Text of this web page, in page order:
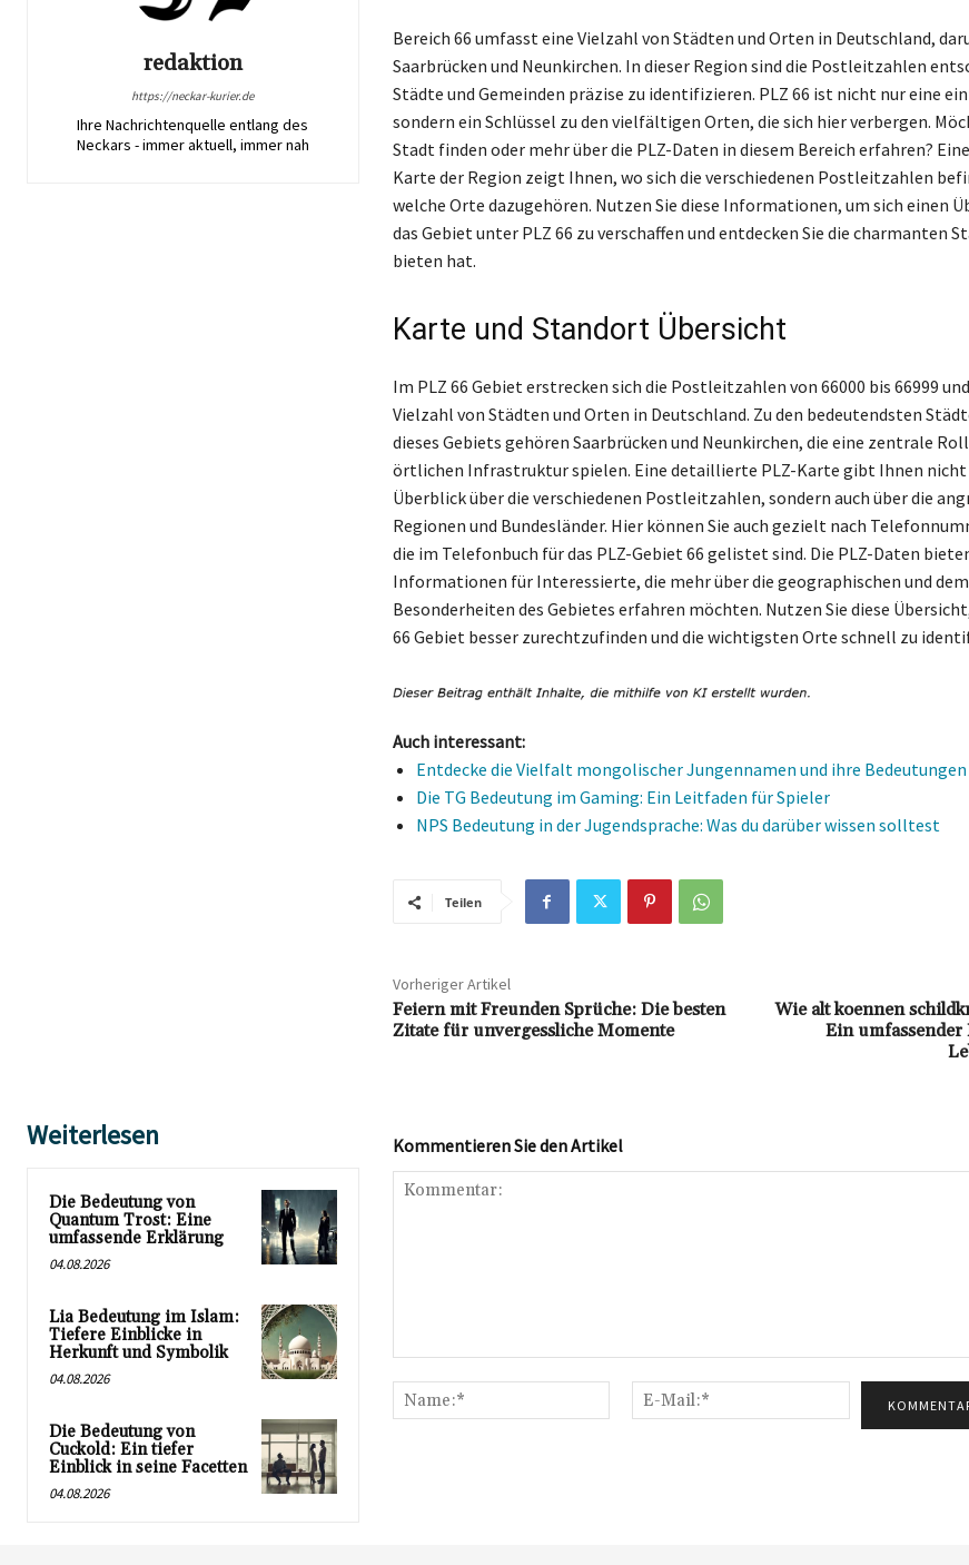
redaktion
https://neckar-kurier.de
Ihre Nachrichtenquelle entlang des
Neckars - immer aktuell, immer nah
Bereich 66 umfasst eine Vielzahl von Städten und Orten in Deutschland,
Saarbrücken und Neunkirchen. In dieser Region sind die Postleitzahlen
Städte und Gemeinden präzise zu identifizieren. PLZ 66 ist nicht nur eine
sondern ein Schlüssel zu den vielfältigen Orten, die sich hier verbergen.
Stadt finden oder mehr über die PLZ-Daten in diesem Bereich erfahren?
Karte der Region zeigt Ihnen, wo sich die verschiedenen Postleitzahlen
welche Orte dazugehören. Nutzen Sie diese Informationen, um sich einen
das Gebiet unter PLZ 66 zu verschaffen und entdecken Sie die charmanten
bieten hat.
Karte und Standort Übersicht
Im PLZ 66 Gebiet erstrecken sich die Postleitzahlen von 66000 bis 66999
Vielzahl von Städten und Orten in Deutschland. Zu den bedeutendsten
dieses Gebiets gehören Saarbrücken und Neunkirchen, die eine zentrale
örtlichen Infrastruktur spielen. Eine detaillierte PLZ-Karte gibt Ihnen nicht
Überblick über die verschiedenen Postleitzahlen, sondern auch über die
Regionen und Bundesländer. Hier können Sie auch gezielt nach
die im Telefonbuch für das PLZ-Gebiet 66 gelistet sind. Die PLZ-Daten
Informationen für Interessierte, die mehr über die geographischen und
Besonderheiten des Gebietes erfahren möchten. Nutzen Sie diese
66 Gebiet besser zurechtzufinden und die wichtigsten Orte schnell zu
Auch interessant:
Entdecke die Vielfalt mongolischer Jungennamen und ihre Bedeutungen
Die TG Bedeutung im Gaming: Ein Leitfaden für Spieler
NPS Bedeutung in der Jugendsprache: Was du darüber wissen solltest
Teilen
Vorheriger Artikel
Feiern mit Freunden Sprüche: Die besten
Zitate für unvergessliche Momente
Wie alt koennen
Ein
Weiterlesen
Die Bedeutung von
Quantum Trost: Eine
umfassende Erklärung
04.08.2026
Lia Bedeutung im Islam:
Tiefere Einblicke in
Herkunft und Symbolik
04.08.2026
Die Bedeutung von
Cuckold: Ein tiefer
Einblick in seine Facetten
04.08.2026
Kommentieren Sie den Artikel
Name:*
Mail:*